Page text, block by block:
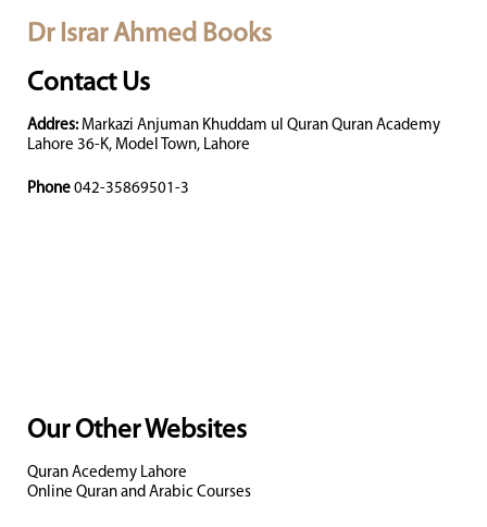
Dr Israr Ahmed Books
Contact Us
Addres: Markazi Anjuman Khuddam ul Quran Quran Academy
Lahore 36-K, Model Town, Lahore
Phone 042-35869501-3
Our Other Websites
Quran Acedemy Lahore
Online Quran and Arabic Courses